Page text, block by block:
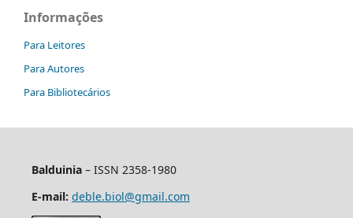
Informações
Para Leitores
Para Autores
Para Bibliotecários
Balduinia – ISSN 2358-1980
E-mail: deble.biol@gmail.com